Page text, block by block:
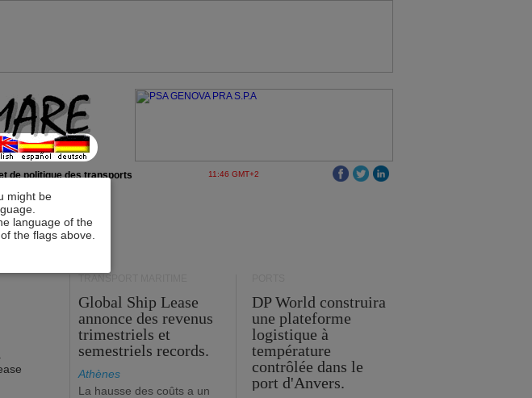
might be
language of the
the flags above.
de politique des transports 11:46 GMT+2
TRANSPORT MARITIME
Global Ship Lease
annonce des revenus
trimestriels et
semestriels records.
Athènes
La hausse des coûts a un
DP World construira
une plateforme
logistique à
température
contrôlée dans le
port d'Anvers.